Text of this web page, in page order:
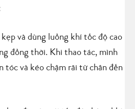
và dùng luồng khí tốc độ cao
đồng thời. Khi thao tác, mình
tóc và kéo chậm rãi từ chân đến